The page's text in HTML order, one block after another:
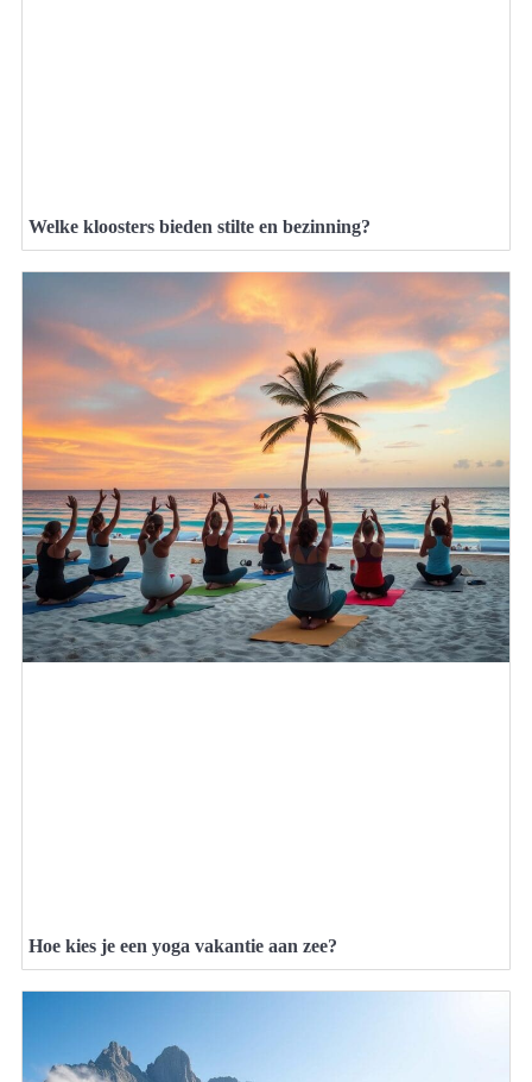
Welke kloosters bieden stilte en bezinning?
Hoe kies je een yoga vakantie aan zee?